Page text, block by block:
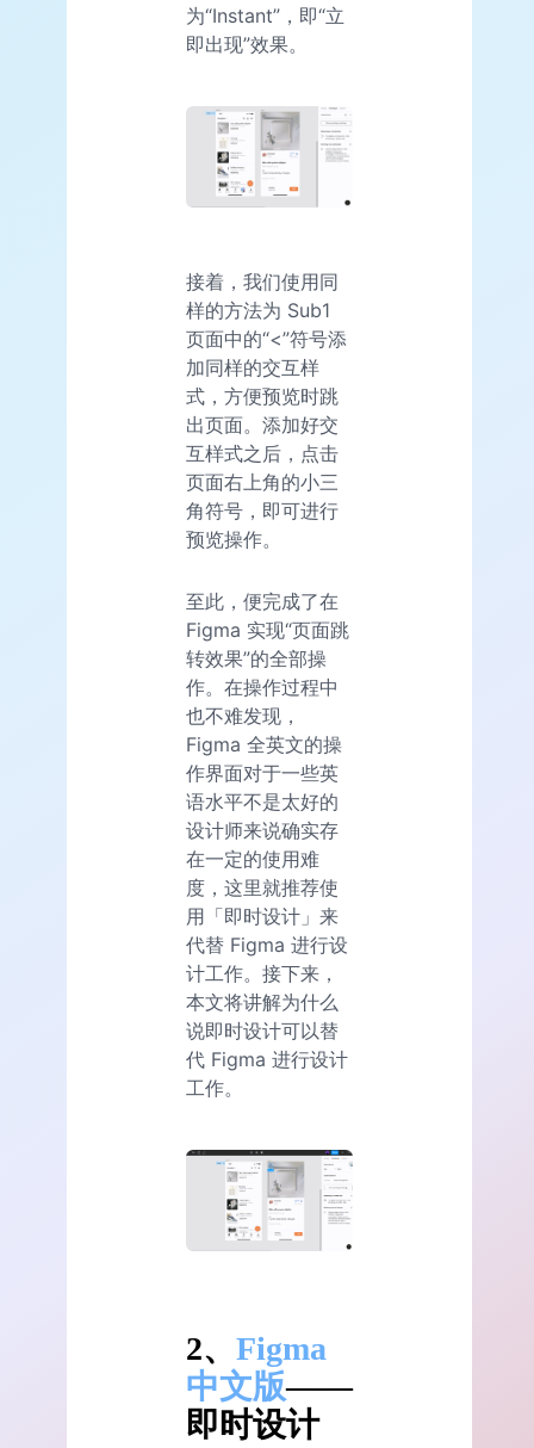
为“Instant”，即“立
即出现”效果。
接着，我们使用同
样的方法为 Sub1
页面中的“<”符号添
加同样的交互样
式，方便预览时跳
出页面。添加好交
互样式之后，点击
页面右上角的小三
角符号，即可进行
预览操作。
至此，便完成了在
Figma 实现“页面跳
转效果”的全部操
作。在操作过程中
也不难发现，
Figma 全英文的操
作界面对于一些英
语水平不是太好的
设计师来说确实存
在一定的使用难
度，这里就推荐使
用「即时设计」来
代替 Figma 进行设
计工作。接下来，
本文将讲解为什么
说即时设计可以替
代 Figma 进行设计
工作。
2、 Figma
中文版——
即时设计